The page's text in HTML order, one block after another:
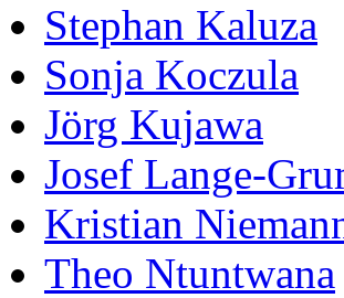
Stephan Kaluza
Sonja Koczula
Jörg Kujawa
Josef Lange-
Kristian
Theo Ntuntwana